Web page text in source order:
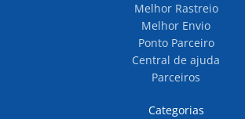
Melhor Rastreio
Melhor Envio
Ponto Parceiro
Central de ajuda
Parceiros
Categorias